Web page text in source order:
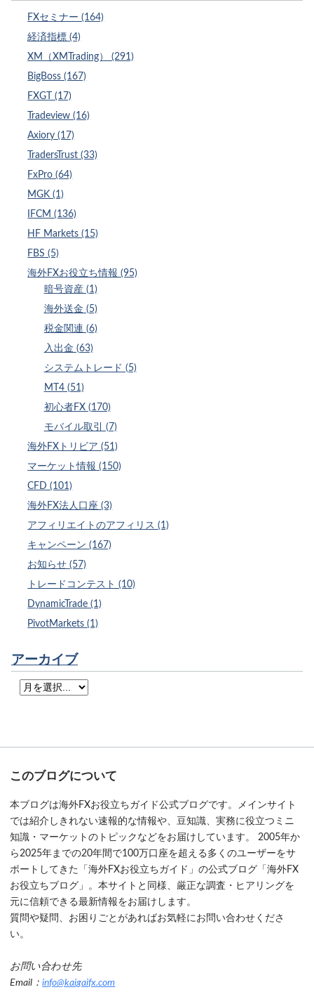
FXセミナー (164)
経済指標 (4)
XM（XMTrading） (291)
BigBoss (167)
FXGT (17)
Tradeview (16)
Axiory (17)
TradersTrust (33)
FxPro (64)
MGK (1)
IFCM (136)
HF Markets (15)
FBS (5)
海外FXお役立ち情報 (95)
暗号資産 (1)
海外送金 (5)
税金関連 (6)
入出金 (63)
システムトレード (5)
MT4 (51)
初心者FX (170)
モバイル取引 (7)
海外FXトリビア (51)
マーケット情報 (150)
CFD (101)
海外FX法人口座 (3)
アフィリエイトのアフィリス (1)
キャンペーン (167)
お知らせ (57)
トレードコンテスト (10)
DynamicTrade (1)
PivotMarkets (1)
アーカイブ
このブログについて
本ブログは海外FXお役立ちガイド公式ブログです。メインサイト
では紹介しきれない速報的な情報や、豆知識、実務に役立つミニ
知識・マーケットのトピックなどをお届けしています。 2005年か
ら2025年までの20年間で100万口座を超える多くのユーザーをサ
ポートしてきた「海外FXお役立ちガイド」の公式ブログ「海外FX
お役立ちブログ」。本サイトと同様、厳正な調査・ヒアリングを
元に信頼できる最新情報をお届けします。
質問や疑問、お困りごとがあればお気軽にお問い合わせくださ
い。
お問い合わせ先
Email：info@kaigaifx.com